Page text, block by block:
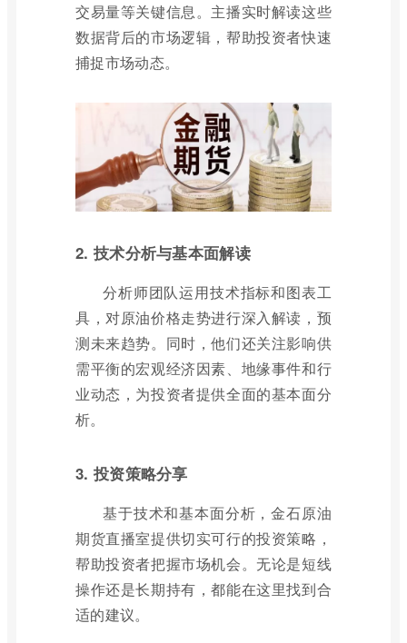
交易量等关键信息。主播实时解读这些
数据背后的市场逻辑，帮助投资者快速
捕捉市场动态。
2. 技术分析与基本面解读
分析师团队运用技术指标和图表工
具，对原油价格走势进行深入解读，预
测未来趋势。同时，他们还关注影响供
需平衡的宏观经济因素、地缘事件和行
业动态，为投资者提供全面的基本面分
析。
3. 投资策略分享
基于技术和基本面分析，金石原油
期货直播室提供切实可行的投资策略，
帮助投资者把握市场机会。无论是短线
操作还是长期持有，都能在这里找到合
适的建议。